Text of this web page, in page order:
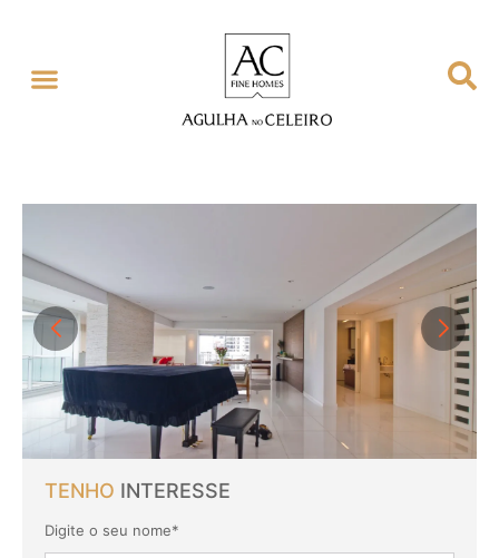
TENHO INTERESSE
Digite o seu nome*